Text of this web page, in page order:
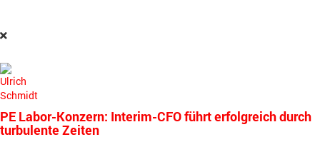
PE Labor-Konzern: Interim-CFO führt erfolgreich durch
turbulente Zeiten